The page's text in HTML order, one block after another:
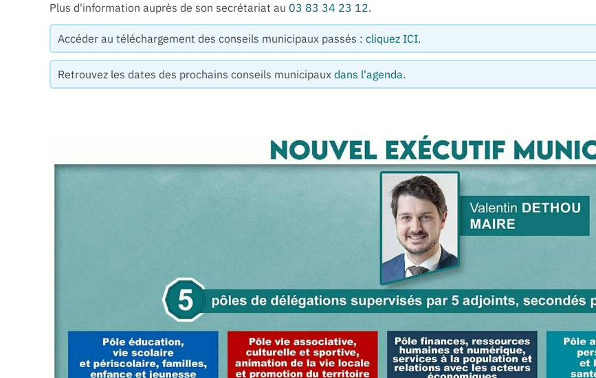
Plus d'information auprès de son secrétariat au 03 83 34 23 12.
Accéder au téléchargement des conseils municipaux passés : cliquez ICI.
Retrouvez les dates des prochains conseils municipaux dans l'agenda.